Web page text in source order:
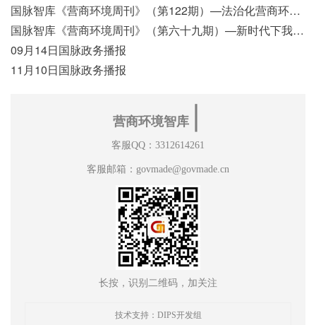
国脉智库《营商环境周刊》（第122期）—法治化营商环境视域下我国行政执法公示制度浅析
国脉智库《营商环境周刊》（第六十九期）—新时代下我国营商环境标准体系构建初探
09月14日国脉政务播报
11月10日国脉政务播报
营商环境智库
客服QQ：3312614261
客服邮箱：govmade@govmade.cn
长按，识别二维码，加关注
技术支持：DIPS开发组